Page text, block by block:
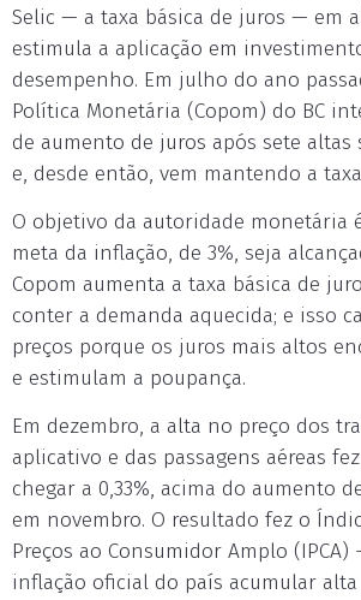
Selic — a taxa básica de juros — em
estimula a aplicação em
desempenho. Em julho do ano
Política Monetária (Copom) do BC
de aumento de juros após sete altas
e, desde então, vem mantendo a
O objetivo da autoridade monetária
meta da inflação, de 3%, seja
Copom aumenta a taxa básica de
conter a demanda aquecida; e isso
preços porque os juros mais altos
e estimulam a poupança.
Em dezembro, a alta no preço dos
aplicativo e das passagens aéreas
chegar a 0,33%, acima do aumento
em novembro. O resultado fez o
Preços ao Consumidor Amplo (IPCA)
inflação oficial do país acumular alta